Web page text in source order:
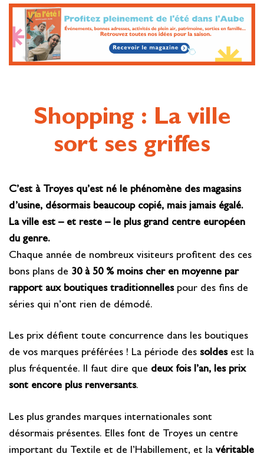
Shopping : La ville
sort ses griffes
C’est à Troyes qu’est né le phénomène des magasins
d’usine, désormais beaucoup copié, mais jamais égalé.
La ville est – et reste – le plus grand centre européen
du genre.
Chaque année de nombreux visiteurs profitent des ces
bons plans de 30 à 50 % moins cher en moyenne par
rapport aux boutiques traditionnellespour des fins de
séries qui n’ont rien de démodé.
Les prix défient toute concurrence dans les boutiques
de vos marques préférées ! La période des soldesest la
plus fréquentée. Il faut dire que deux fois l’an, les prix
sont encore plus renversants.
Les plus grandes marques internationales sont
désormais présentes. Elles font de Troyes un centre
important du Textile et de l’Habillement, et la véritable